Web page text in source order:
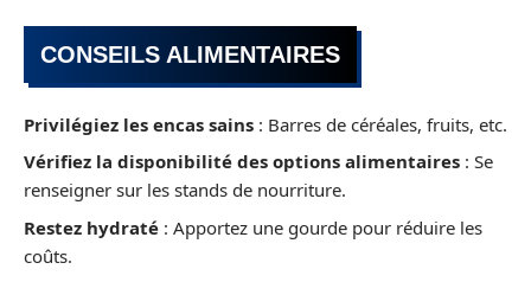
CONSEILS ALIMENTAIRES
Privilégiez les encas sains : Barres de céréales, fruits, etc.
Vérifiez la disponibilité des options alimentaires : Se
renseigner sur les stands de nourriture.
Restez hydraté : Apportez une gourde pour réduire les
coûts.